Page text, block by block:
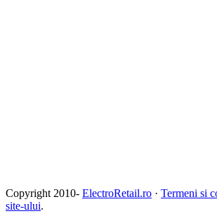
Copyright 2010- ElectroRetail.ro · Termeni si
site-ului.